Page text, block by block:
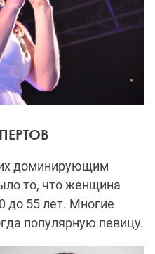
доминирующим
то, что женщина
до 55 лет. Многие
популярную певицу.